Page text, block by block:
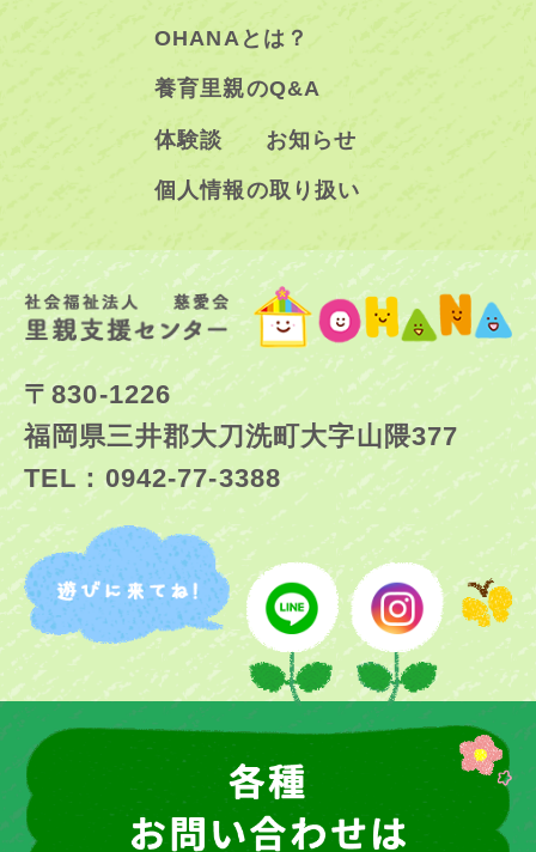
OHANAとは？
養育里親のQ&A
体験談 お知らせ
個人情報の取り扱い
〒830-1226
福岡県三井郡大刀洗町大字山隈377
TEL：0942-77-3388